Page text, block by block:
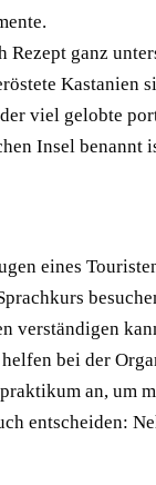
Rezept ganz
Kastanien
viel gelobte
Insel benannt
eines
verständigen
bei der
an, um
entscheiden: